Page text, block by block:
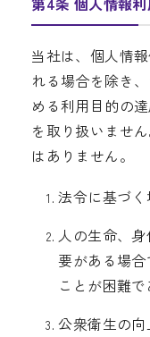
当社は、個人情
れる場合を除き
める利用目的の
を取り扱いませ
はありません。
法令に基づく
人の生命、
要がある場
ことが困難
公衆衛生の